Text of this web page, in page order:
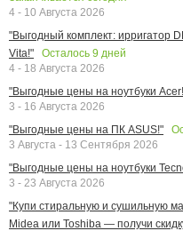
4 - 10 Августа 2026
"Выгодный комплект: ирригатор
Vita!"
Осталось 9 дней
4 - 18 Августа 2026
"Выгодные цены на ноутбуки
3 - 16 Августа 2026
"Выгодные цены на ПК ASUS!"
3 Августа - 13 Сентября 2026
"Выгодные цены на ноутбуки
3 - 23 Августа 2026
"Купи стиральную и сушильную
Midea или Toshiba — получи